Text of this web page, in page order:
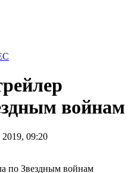
войнам
2019, 09:20